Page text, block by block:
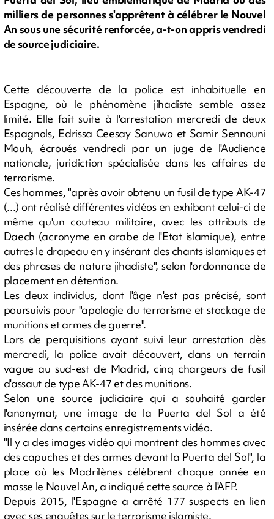
milliers de personnes s'apprêtent à célébrer le Nouvel
An sous une sécurité renforcée, a-t-on appris vendredi
de source judiciaire.
Cette découverte de la police est inhabituelle en
Espagne, où le phénomène jihadiste semble assez
limité. Elle fait suite à l'arrestation mercredi de deux
Espagnols, Edrissa Ceesay Sanuwo et Samir Sennouni
Mouh, écroués vendredi par un juge de l'Audience
nationale, juridiction spécialisée dans les affaires de
terrorisme.
Ces hommes, "après avoir obtenu un fusil de type AK-47
(...) ont réalisé différentes vidéos en exhibant celui-ci de
même qu'un couteau militaire, avec les attributs de
Daech (acronyme en arabe de l'Etat islamique), entre
autres le drapeau en y insérant des chants islamiques et
des phrases de nature jihadiste", selon l'ordonnance de
placement en détention.
Les deux individus, dont l'âge n'est pas précisé, sont
poursuivis pour "apologie du terrorisme et stockage de
munitions et armes de guerre".
Lors de perquisitions ayant suivi leur arrestation dès
mercredi, la police avait découvert, dans un terrain
vague au sud-est de Madrid, cinq chargeurs de fusil
d'assaut de type AK-47 et des munitions.
Selon une source judiciaire qui a souhaité garder
l'anonymat, une image de la Puerta del Sol a été
insérée dans certains enregistrements vidéo.
"Il y a des images vidéo qui montrent des hommes avec
des capuches et des armes devant la Puerta del Sol", la
place où les Madrilènes célèbrent chaque année en
masse le Nouvel An, a indiqué cette source à l'AFP.
Depuis 2015, l'Espagne a arrêté 177 suspects en lien
avec ses enquêtes sur le terrorisme islamiste.